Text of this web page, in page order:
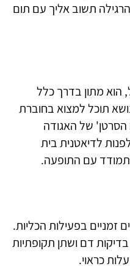
תשוב אליך עם תום
הוא מתון בדרך כלל
תוכל למצוא בחוברת
הסרטן' של האגודה
לדיאטנית בית
עם התופעה.
זמניים בפעילות הכליות.
דם ושתן תקופתיות
כראוי.